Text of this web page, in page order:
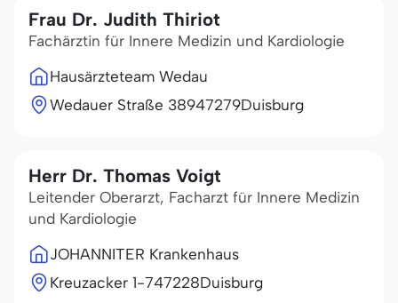
Frau Dr. Judith Thiriot
Fachärztin für Innere Medizin und Kardiologie
Hausärzteteam Wedau
Wedauer Straße 38947279Duisburg
Herr Dr. Thomas Voigt
Leitender Oberarzt, Facharzt für Innere Medizin
und Kardiologie
JOHANNITER Krankenhaus
Kreuzacker 1-747228Duisburg